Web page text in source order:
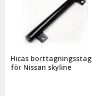
Hicas borttagningsstag
för Nissan skyline